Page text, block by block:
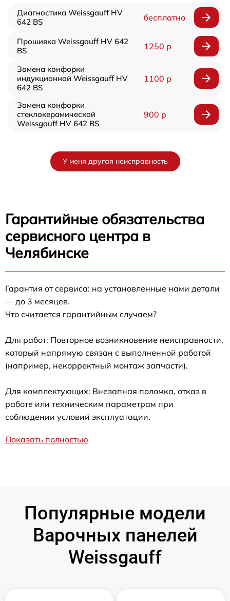
Диагностика Weissgauff HV
642 BS
бесплатно
Прошивка Weissgauff HV 642
BS
1250 р
Замена конфорки
индукционной Weissgauff HV
642 BS
1100 р
Замена конфорки
стеклокерамической
Weissgauff HV 642 BS
900 р
У меня другая неисправность
Гарантийные обязательства
сервисного центра в
Челябинске
Гарантия от сервиса: на установленные нами детали
— до 3 месяцев.
Что считается гарантийным случаем?
Для работ: Повторное возникновение неисправности,
который напрямую связан с выполненной работой
(например, некорректный монтаж запчасти).
Для комплектующих: Внезапная поломка, отказ в
работе или техническим параметрам при
соблюдении условий эксплуатации.
Показать полностью
Популярные модели
Варочных панелей
Weissgauff